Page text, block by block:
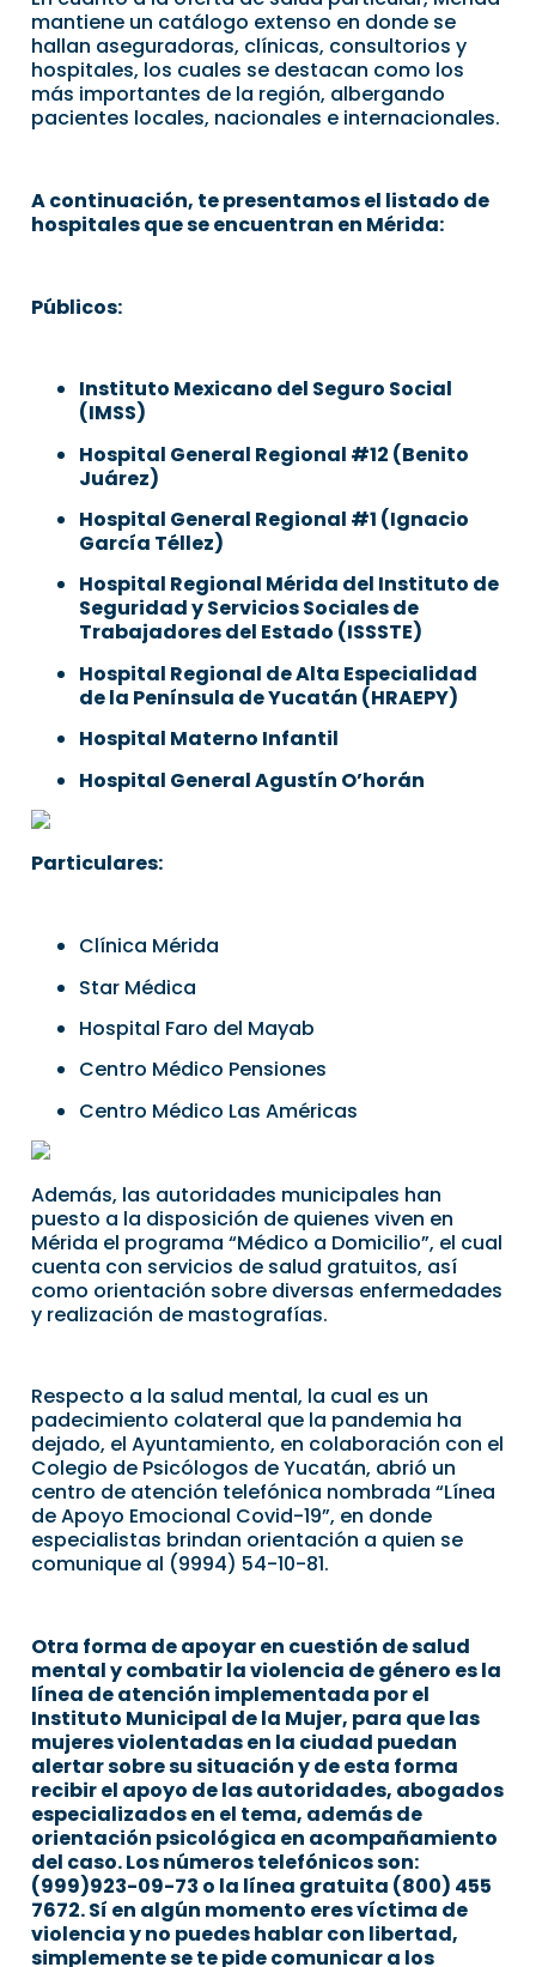
mantiene un catálogo extenso en donde se
hallan aseguradoras, clínicas, consultorios y
hospitales, los cuales se destacan como los
más importantes de la región, albergando
pacientes locales, nacionales e internacionales.
A continuación, te presentamos el listado de
hospitales que se encuentran en Mérida:
Públicos:
Instituto Mexicano del Seguro Social
(IMSS)
Hospital General Regional #12 (Benito
Juárez)
Hospital General Regional #1 (Ignacio
García Téllez)
Hospital Regional Mérida del Instituto de
Seguridad y Servicios Sociales de
Trabajadores del Estado (ISSSTE)
Hospital Regional de Alta Especialidad
de la Península de Yucatán (HRAEPY)
Hospital Materno Infantil
Hospital General Agustín O’horán
Particulares:
Clínica Mérida
Star Médica
Hospital Faro del Mayab
Centro Médico Pensiones
Centro Médico Las Américas
Además, las autoridades municipales han
puesto a la disposición de quienes viven en
Mérida el programa “Médico a Domicilio”, el cual
cuenta con servicios de salud gratuitos, así
como orientación sobre diversas enfermedades
y realización de mastografías.
Respecto a la salud mental, la cual es un
padecimiento colateral que la pandemia ha
dejado, el Ayuntamiento, en colaboración con el
Colegio de Psicólogos de Yucatán, abrió un
centro de atención telefónica nombrada “Línea
de Apoyo Emocional Covid-19”, en donde
especialistas brindan orientación a quien se
comunique al (9994) 54-10-81.
Otra forma de apoyar en cuestión de salud
mental y combatir la violencia de género es la
línea de atención implementada por el
Instituto Municipal de la Mujer, para que las
mujeres violentadas en la ciudad puedan
alertar sobre su situación y de esta forma
recibir el apoyo de las autoridades, abogados
especializados en el tema, además de
orientación psicológica en acompañamiento
del caso. Los números telefónicos son:
(999)923-09-73 o la línea gratuita (800) 455
7672. Sí en algún momento eres víctima de
violencia y no puedes hablar con libertad,
simplemente se te pide comunicar a los